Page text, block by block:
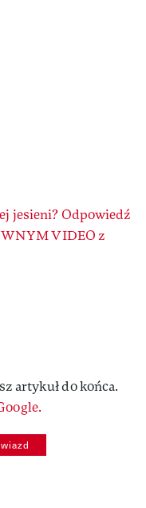
jesieni? Odpowiedź
VIDEO z
artykuł do końca.